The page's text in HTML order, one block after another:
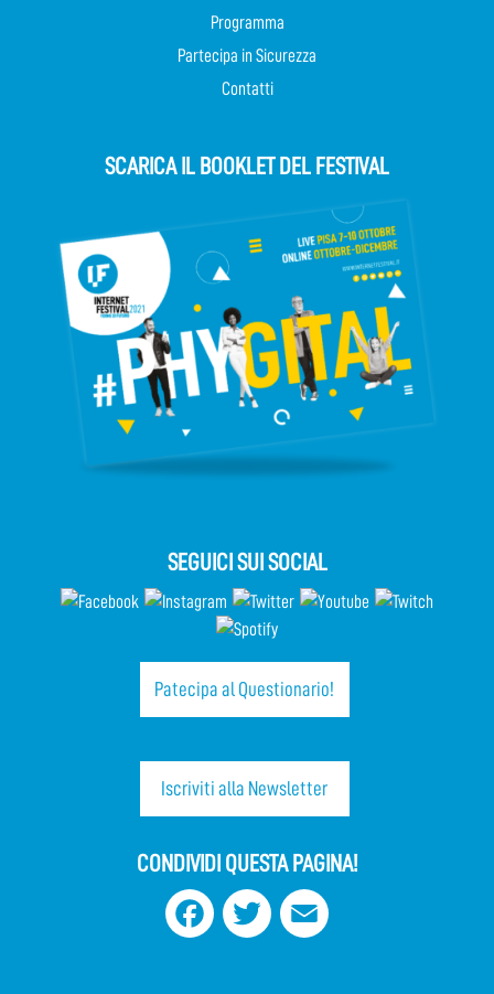
Programma
Partecipa in Sicurezza
Contatti
SCARICA IL BOOKLET DEL FESTIVAL
SEGUICI SUI SOCIAL
Patecipa al Questionario!
Iscriviti alla Newsletter
CONDIVIDI QUESTA PAGINA!
Facebook Twitter